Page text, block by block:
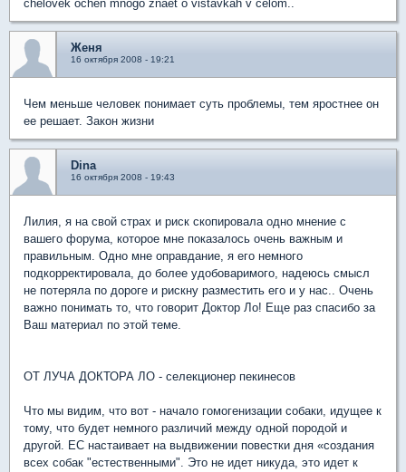
chelovek ochen mnogo znaet o vistavkah v celom..
Женя
16 октября 2008 - 19:21
Чем меньше человек понимает суть проблемы, тем яростнее он
ее решает. Закон жизни
Dina
16 октября 2008 - 19:43
Лилия, я на свой страх и риск скопировала одно мнение с
вашего форума, которое мне показалось очень важным и
правильным. Одно мне оправдание, я его немного
подкорректировала, до более удобоваримого, надеюсь смысл
не потеряла по дороге и рискну разместить его и у нас.. Очень
важно понимать то, что говорит Доктор Ло! Еще раз спасибо за
Ваш материал по этой теме.
ОТ ЛУЧА ДОКТОРА ЛО - селекционер пекинесов
Что мы видим, что вот - начало гомогенизации собаки, идущее к
тому, что будет немного различий между одной породой и
другой. ЕС настаивает на выдвижении повестки дня «создания
всех собак "естественными". Это не идет никуда, это идет к